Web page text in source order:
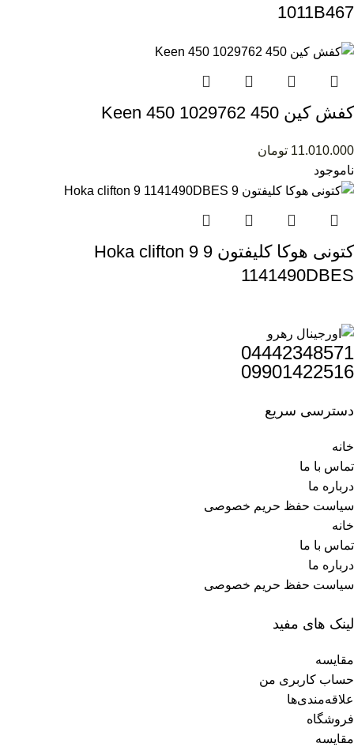
1011B467
کفش کین 450 Keen 450 1029762
11.010.000 تومان
ناموجود
کتونی هوکا کلیفتون 9 Hoka clifton 9
1141490DBES
04442348571
09901422516
دسترسی سریع
خانه
تماس با ما
درباره ما
سیاست حفظ حریم خصوصی
خانه
تماس با ما
درباره ما
سیاست حفظ حریم خصوصی
لینک های مفید
مقایسه
حساب کاربری من
علاقه‌مندی‌ها
فروشگاه
مقایسه